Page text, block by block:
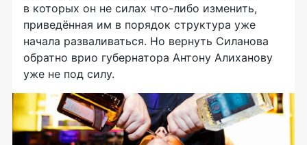
в которых он не силах что-либо изменить,
приведённая им в порядок структура уже
начала разваливаться. Но вернуть Силанова
обратно врио губернатора Антону Алиханову
уже не под силу.